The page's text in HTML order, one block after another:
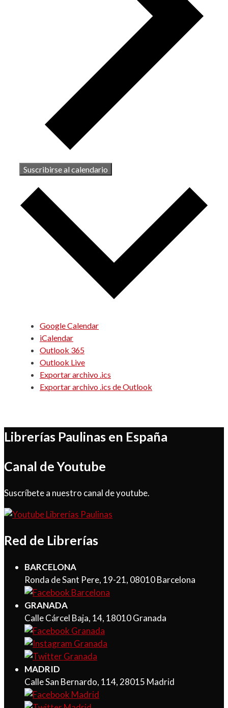
Suscribirse al calendario
Google Calendar
iCalendar
Outlook 365
Outlook Live
Exportar archivo .ics
Exportar archivo .ics de Outlook
Librerías Paulinas en España
Canal de Youtube
Suscríbete a nuestro canal de youtube.
Red de Librerías
BARCELONA
Ronda de Sant Pere, 19-21, 08010 Barcelona
GRANADA
Calle Cárcel Baja, 14, 18010 Granada
MADRID
Calle San Bernardo, 114, 28015 Madrid